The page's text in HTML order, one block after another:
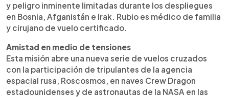
y peligro inminente limitadas durante los despliegues
en Bosnia, Afganistán e Irak. Rubio es médico de familia
y cirujano de vuelo certificado.
Amistad en medio de tensiones
Esta misión abre una nueva serie de vuelos cruzados
con la participación de tripulantes de la agencia
espacial rusa, Roscosmos, en naves Crew Dragon
estadounidenses y de astronautas de la NASA en las